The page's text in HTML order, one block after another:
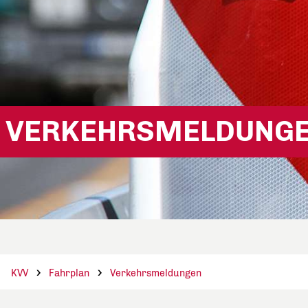
KVV Fahrplan Verkehrsmeldungen